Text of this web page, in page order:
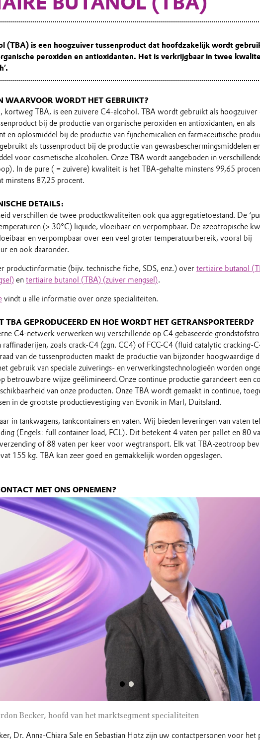
(TBA) is een hoogzuiver tussenproduct dat hoofdzakelijk wordt
peroxiden en antioxidanten. Het is verkrijgbaar in twee
WAARVOOR WORDT HET GEBRUIKT?
kortweg TBA, is een zuivere C4-alcohol. TBA wordt gebruikt als hoogzuiver
bij de productie van organische peroxiden en antioxidanten, en als
en oplosmiddel bij de productie van fijnchemicaliën en farmaceutische
als tussenproduct bij de productie van gewasbeschermingsmiddelen
voor cosmetische alcoholen. Onze TBA wordt aangeboden in
In de pure ( = zuivere) kwaliteit is het TBA-gehalte minstens 99,65
minstens 87,25 procent.
DETAILS:
verschillen de twee productkwaliteiten ook qua aggregatietoestand. De
(> 30°C) liquide, vloeibaar en verpompbaar. De azeotropische
en verpompbaar over een veel groter temperatuurbereik, vooral bij
en ook daaronder.
productinformatie (bijv. technische fiche, SDS, enz.) over tertiaire butanol
en tertiaire butanol (TBA) (zuiver mengsel).
vindt u alle informatie over onze specialiteiten.
GEPRODUCEERD EN HOE WORDT HET GETRANSPORTEERD?
C4-netwerk verwerken wij verschillende op C4 gebaseerde
raffinaderijen, zoals crack-C4 (zgn. CC4) of FCC-C4 (fluid catalytic cracking-
van de tussenproducten maakt de productie van bijzonder hoogwaardige
gebruik van speciale zuiverings- en verwerkingstechnologieën worden
betrouwbare wijze geëlimineerd. Onze continue productie garandeert een
van onze producten. Onze TBA wordt gemaakt in continue,
in de grootste productievestiging van Evonik in Marl, Duitsland.
in tankwagens, tankcontainers en vaten. Wij bieden leveringen van vaten
(Engels: full container load, FCL). Dit betekent 4 vaten per pallet en 80
of 88 vaten per keer voor wegtransport. Elk vat TBA-zeotroop
155 kg. TBA kan zeer goed en gemakkelijk worden opgeslagen.
MET ONS OPNEMEN?
Becker, hoofd van het marktsegment specialiteiten
Dr. Anna-Chiara Sale en Sebastian Hotz zijn uw contactpersonen voor het